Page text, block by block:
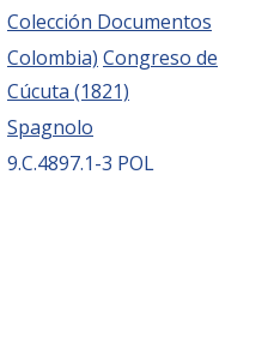
Colección Documentos
Colombia) Congreso de
Cúcuta (1821)
Spagnolo
9.C.4897.1-3 POL